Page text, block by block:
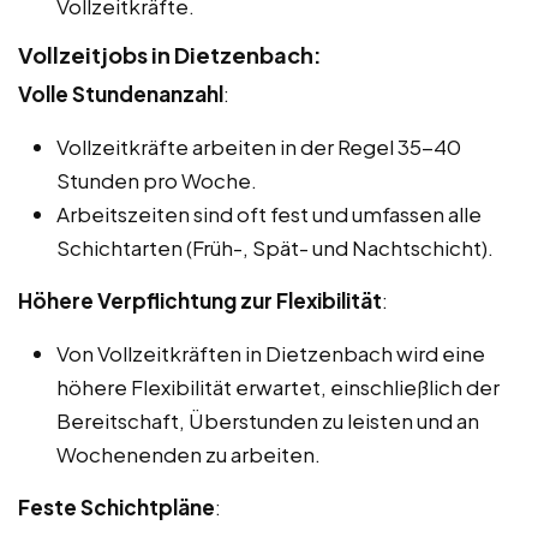
Vollzeitkräfte.
Vollzeitjobs in Dietzenbach:
Volle Stundenanzahl:
Vollzeitkräfte arbeiten in der Regel 35-40
Stunden pro Woche.
Arbeitszeiten sind oft fest und umfassen alle
Schichtarten (Früh-, Spät- und Nachtschicht).
Höhere Verpflichtung zur Flexibilität:
Von Vollzeitkräften in Dietzenbach wird eine
höhere Flexibilität erwartet, einschließlich der
Bereitschaft, Überstunden zu leisten und an
Wochenenden zu arbeiten.
Feste Schichtpläne: